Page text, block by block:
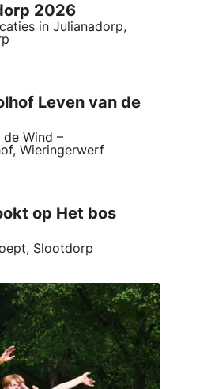
2026
in Julianadorp,
Leven van de
de Wind –
Wieringerwerf
op Het bos
Slootdorp